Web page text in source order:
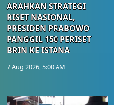
ARAHKAN STRATEGI
RISET NASIONAL,
PRESIDEN PRABOWO
PANGGIL 150 PERISET
BRIN KE ISTANA
7 Aug 2026, 5:00 AM